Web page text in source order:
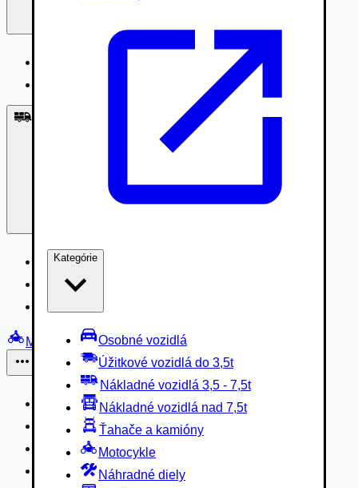
Kategórie
Osobné vozidlá
Úžitkové vozidlá do 3,5t
Nákladné vozidlá 3,5 - 7,5t
Nákladné vozidlá nad 7,5t
Ťahače a kamióny
Motocykle
Náhradné diely
Nákladné vozidlá 3,5 - 7,5t
Nákladné vozidlá nad 7,5t
Motocykle
Náhradné diely
Autobusy
Vodné/Snežné skútre, štvorkolky
Obytné prívesy autokaravany / bufety